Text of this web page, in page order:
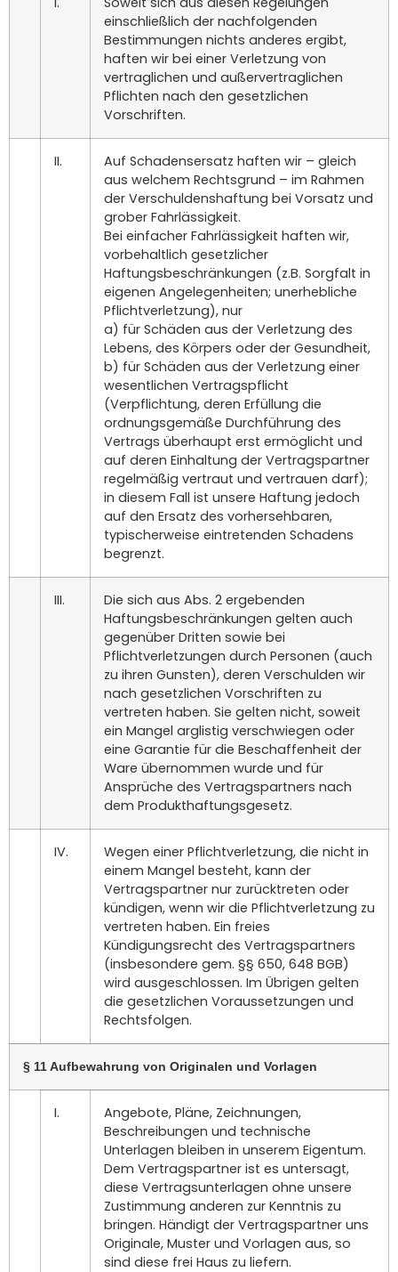
einschließlich der nachfolgenden
Bestimmungen nichts anderes ergibt,
haften wir bei einer Verletzung von
vertraglichen und außervertraglichen
Pflichten nach den gesetzlichen
Vorschriften.
II.
Auf Schadensersatz haften wir – gleich
aus welchem Rechtsgrund – im Rahmen
der Verschuldenshaftung bei Vorsatz und
grober Fahrlässigkeit.
Bei einfacher Fahrlässigkeit haften wir,
vorbehaltlich gesetzlicher
Haftungsbeschränkungen (z.B. Sorgfalt in
eigenen Angelegenheiten; unerhebliche
Pflichtverletzung), nur
a) für Schäden aus der Verletzung des
Lebens, des Körpers oder der Gesundheit,
b) für Schäden aus der Verletzung einer
wesentlichen Vertragspflicht
(Verpflichtung, deren Erfüllung die
ordnungsgemäße Durchführung des
Vertrags überhaupt erst ermöglicht und
auf deren Einhaltung der Vertragspartner
regelmäßig vertraut und vertrauen darf);
in diesem Fall ist unsere Haftung jedoch
auf den Ersatz des vorhersehbaren,
typischerweise eintretenden Schadens
begrenzt.
III.
Die sich aus Abs. 2 ergebenden
Haftungsbeschränkungen gelten auch
gegenüber Dritten sowie bei
Pflichtverletzungen durch Personen (auch
zu ihren Gunsten), deren Verschulden wir
nach gesetzlichen Vorschriften zu
vertreten haben. Sie gelten nicht, soweit
ein Mangel arglistig verschwiegen oder
eine Garantie für die Beschaffenheit der
Ware übernommen wurde und für
Ansprüche des Vertragspartners nach
dem Produkthaftungsgesetz.
IV.
Wegen einer Pflichtverletzung, die nicht in
einem Mangel besteht, kann der
Vertragspartner nur zurücktreten oder
kündigen, wenn wir die Pflichtverletzung zu
vertreten haben. Ein freies
Kündigungsrecht des Vertragspartners
(insbesondere gem. §§ 650, 648 BGB)
wird ausgeschlossen. Im Übrigen gelten
die gesetzlichen Voraussetzungen und
Rechtsfolgen.
§ 11 Aufbewahrung von Originalen und Vorlagen
I.
Angebote, Pläne, Zeichnungen,
Beschreibungen und technische
Unterlagen bleiben in unserem Eigentum.
Dem Vertragspartner ist es untersagt,
diese Vertragsunterlagen ohne unsere
Zustimmung anderen zur Kenntnis zu
bringen. Händigt der Vertragspartner uns
Originale, Muster und Vorlagen aus, so
sind diese frei Haus zu liefern.